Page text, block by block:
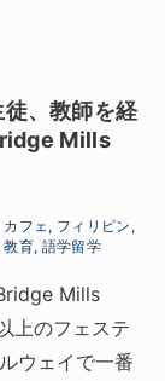
徒、教師を経
Mills
カフェ , フィリピン ,
教育, 語学留学
Mills
上のフェステ
ウェイで一番